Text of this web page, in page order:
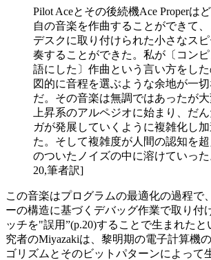
Pilot Aceとその後続機Ace Properは
自の音楽を作曲することができて
デスクに取り付けられた小さなス
奏することができた。私が〔コン
語にした〕作曲という言い方をし
図的に音程を選ぶような余地が一
だ。その音楽は無調ではあったが大
上昇系のアルペジオに始まり、だ
ガが発展していくように複雑化し
た。そして複雑度が人間の認知を
のついたノイズの中に溶けていった
20,筆者訳]
この音楽はプログラムの最適化の過程で
ーの構造に基づくデバッグ作業で取り付
ッチを"誤用”(p.20)することで生まれた
究者のMiyazakiは、黎明期の電子計算機
ゴリズムとそのビットパターンによって